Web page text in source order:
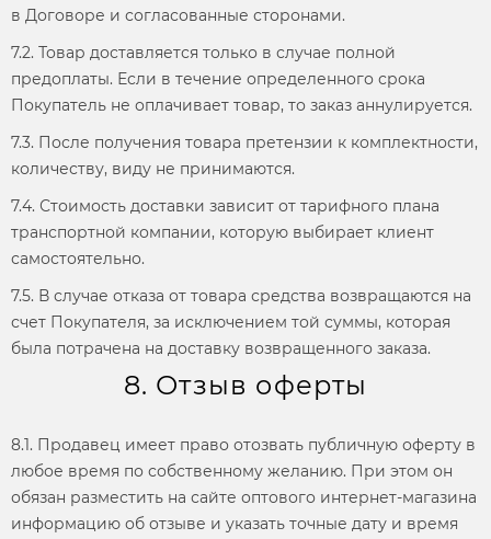
в Договоре и согласованные сторонами.
7.2. Товар доставляется только в случае полной
предоплаты. Если в течение определенного срока
Покупатель не оплачивает товар, то заказ аннулируется.
7.3. После получения товара претензии к комплектности,
количеству, виду не принимаются.
7.4. Стоимость доставки зависит от тарифного плана
транспортной компании, которую выбирает клиент
самостоятельно.
7.5. В случае отказа от товара средства возвращаются на
счет Покупателя, за исключением той суммы, которая
была потрачена на доставку возвращенного заказа.
8. Отзыв оферты
8.1. Продавец имеет право отозвать публичную оферту в
любое время по собственному желанию. При этом он
обязан разместить на сайте оптового интернет-магазина
информацию об отзыве и указать точные дату и время